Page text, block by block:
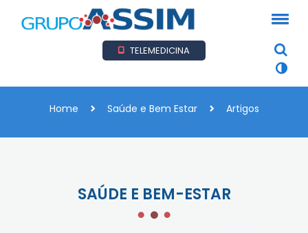
TELEMEDICINA
Home Saúde e Bem Estar Artigos
SAÚDE E BEM-ESTAR